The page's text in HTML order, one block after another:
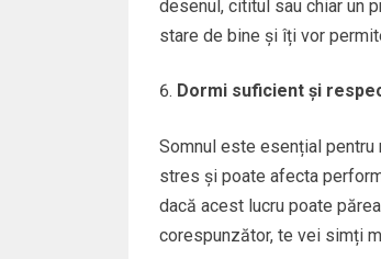
desenul, cititul sau chiar un
stare de bine și îți vor
Dormi suficient și
Somnul este esențial pentru
stres și poate afecta
dacă acest lucru poate
corespunzător, te vei simți